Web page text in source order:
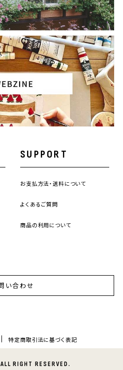
SUPPORT
お支払方法・送料について
よくあるご質問
商品の利用について
い合わせ
特定商取引法に基づく表記
RIGHT RESERVED.